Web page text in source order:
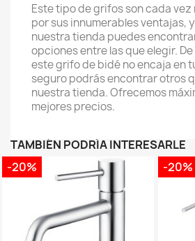
Este tipo de grifos son cada vez
por sus innumerables ventajas,
nuestra tienda puedes
opciones entre las que elegir.
este grifo de bidé no encaja en
seguro podrás encontrar otros
nuestra tienda. Ofrecemos
mejores precios.
TAMBIÉN PODRÍA INTERESARLE
-20%
-20%